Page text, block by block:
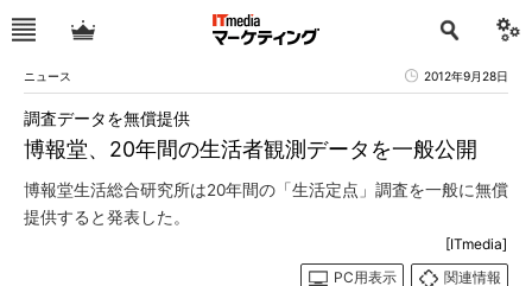
ニュース 2012年9月28日
博報堂、20年間の生活者観測データを一般公開
調査データを無償提供
博報堂生活総合研究所は20年間の「生活定点」調査を一般に無償
提供すると発表した。
[ITmedia]
PC用表示
関連情報